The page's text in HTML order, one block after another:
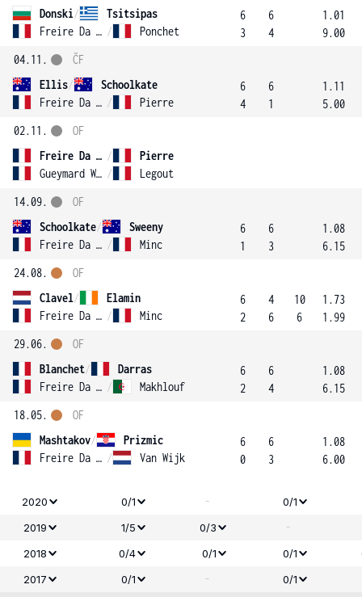
Donski/
Tsitsipas
Freire Da Silva / Ponchet
6
3
6
4
1.01
9.00
04.11.
Ellis/
Schoolkate
Freire Da Silva / Pierre
ČF
6
4
6
1
1.11
5.00
02.11.
Freire Da Silva /
Pierre
Gueymard Wayenburg / Legout
OF
14.09.
Schoolkate/
Sweeny
Freire Da Silva / Minc
OF
6
1
6
3
1.08
6.15
24.08.
Clavel/
Elamin
Freire Da Silva / Minc
OF
6
2
4
6
10
6
1.73
1.99
29.06.
Blanchet/
Darras
Freire Da Silva / Makhlouf
OF
6
2
6
4
1.08
6.15
18.05.
Mashtakov/
Prizmic
Freire Da Silva / Van Wijk
OF
6
0
6
3
1.08
6.00
2020 0/1 -
0/1
2019
1/5 0/3 -
2018 0/4 0/1 0/1
2017
0/1 - 0/1